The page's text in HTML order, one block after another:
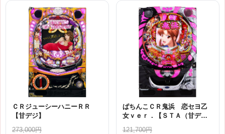
ＣＲジューシーハニーＲＲ
【甘デジ】
273,000円
ぱちんこＣＲ鬼浜 恋セヨ乙
女ｖｅｒ．【ＳＴＡ（甘デ
121,700円